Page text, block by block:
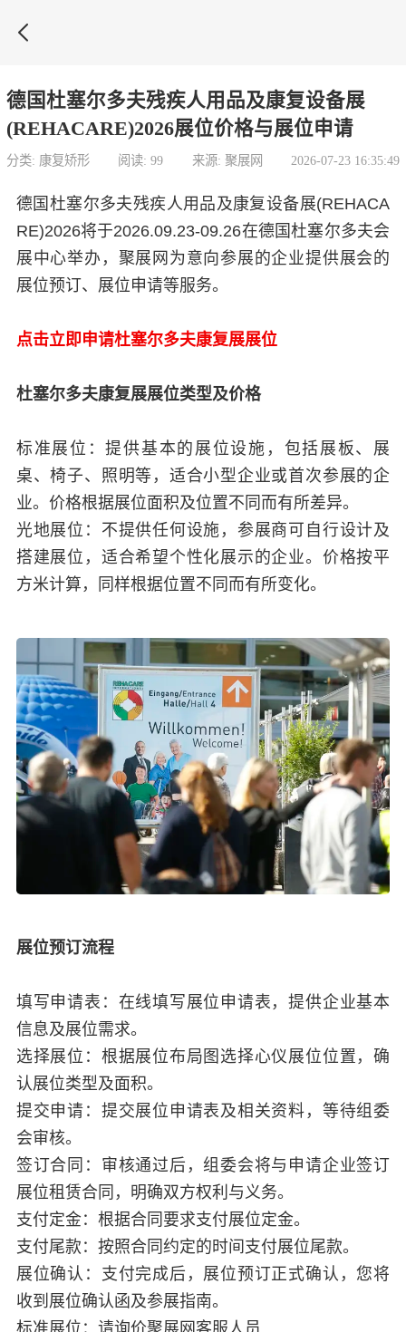

德国杜塞尔多夫残疾人用品及康复设备展
(REHACARE)2026展位价格与展位申请
分类: 康复矫形 阅读: 99 来源: 聚展网 2026-07-23 16:35:49
德国杜塞尔多夫残疾人用品及康复设备展(REHACA
RE)2026将于2026.09.23-09.26在德国杜塞尔多夫会
展中心举办，聚展网为意向参展的企业提供展会的
展位预订、展位申请等服务。
点击立即申请杜塞尔多夫康复展展位
杜塞尔多夫康复展展位类型及价格
标准展位：提供基本的展位设施，包括展板、展
桌、椅子、照明等，适合小型企业或首次参展的企
业。价格根据展位面积及位置不同而有所差异。
光地展位：不提供任何设施，参展商可自行设计及
搭建展位，适合希望个性化展示的企业。价格按平
方米计算，同样根据位置不同而有所变化。
展位预订流程
填写申请表：在线填写展位申请表，提供企业基本
信息及展位需求。
选择展位：根据展位布局图选择心仪展位位置，确
认展位类型及面积。
提交申请：提交展位申请表及相关资料，等待组委
会审核。
签订合同：审核通过后，组委会将与申请企业签订
展位租赁合同，明确双方权利与义务。
支付定金：根据合同要求支付展位定金。
支付尾款：按照合同约定的时间支付展位尾款。
展位确认：支付完成后，展位预订正式确认，您将
收到展位确认函及参展指南。
标准展位：请询价聚展网客服人员